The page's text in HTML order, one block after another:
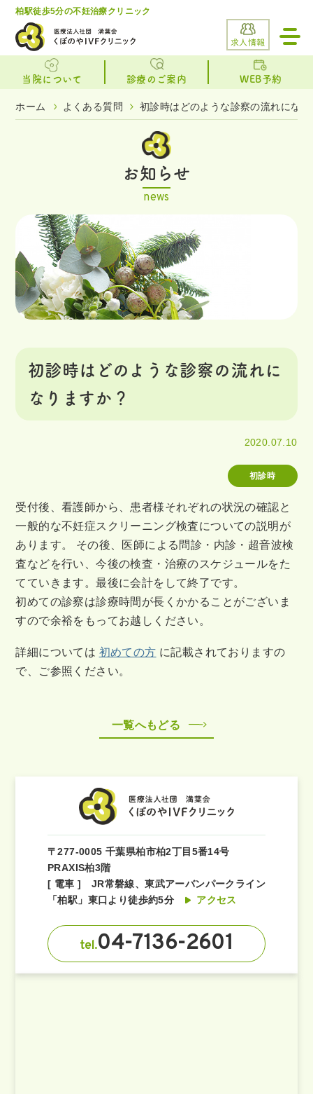
柏駅徒歩5分の不妊治療クリニック
求人情報
toggle
当院について 診療のご案内 WEB予約
ホーム よくある質問 初診時はどのような診察の流れにな
お知らせ
news
初診時はどのような診察の流れに
なりますか？
2020.07.10
初診時
受付後、看護師から、患者様それぞれの状況の確認と
一般的な不妊症スクリーニング検査についての説明が
あります。 その後、医師による問診・内診・超音波検
査などを行い、今後の検査・治療のスケジュールをた
てていきます。最後に会計をして終了です。
初めての診察は診療時間が長くかかることがございま
すので余裕をもってお越しください。
詳細については 初めての方 に記載されておりますの
で、ご参照ください。
一覧へもどる
〒277-0005 千葉県柏市柏2丁目5番14号
PRAXIS柏3階
[ 電車 ] JR常磐線、東武アーバンパークライン
「柏駅」東口より徒歩約5分
アクセス
tel.04-7136-2601